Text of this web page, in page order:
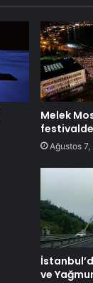
Melek
Ağustos 7,
ve